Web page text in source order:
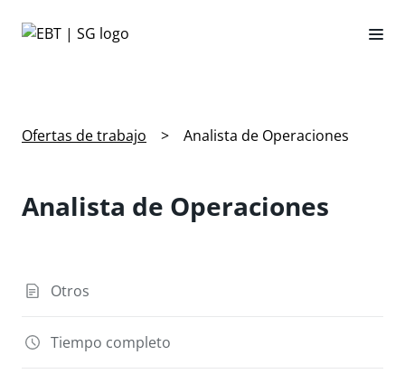
Ofertas de trabajo > Analista de Operaciones
Analista de Operaciones
Otros
Tiempo completo